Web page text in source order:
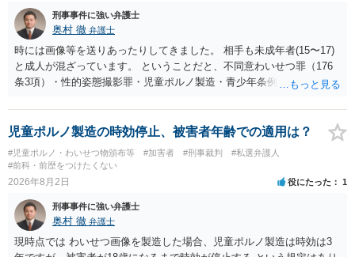
刑事事件に強い弁護士
奥村 徹 弁護士
時には画像等を送りあったりしてきました。 相手も未成年者(15〜17)
と成人が混ざっています。 ということだと、不同意わいせつ罪（176
条3項）・性的姿態撮影罪・児童ポルノ製造・青少年条例違反（わいせ
で、警察にバレれば、それなりの捜査を受けるでしょう。
児童ポルノ製造の時効停止、被害者年齢での適用は？
#児童ポルノ・わいせつ物頒布等 #加害者 #刑事裁判
#私選弁護人
#前科・前歴をつけたくない
2026年8月2日 役にたった 1
刑事事件に強い弁護士
奥村 徹 弁護士
現時点では わいせつ画像を製造した場合、児童ポルノ製造は時効は3